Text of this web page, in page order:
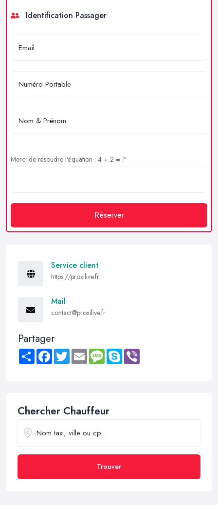
Identification Passager
Merci de résoudre l'équation : 4 + 2 = ?
Réserver
Service client
https://proxilive.fr
Mail
contact@proxilive.fr
Partager
Share FacebookTwitter Email MessageSkype
Chercher Chauffeur
Trouver